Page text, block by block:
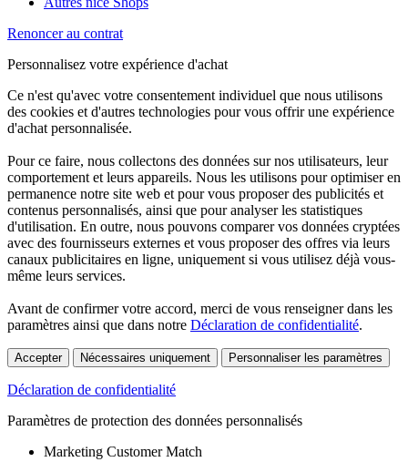
Renoncer au contrat
Personnalisez votre expérience d'achat
Ce n'est qu'avec votre consentement individuel que nous utilisons
des cookies et d'autres technologies pour vous offrir une expérience
d'achat personnalisée.
Pour ce faire, nous collectons des données sur nos utilisateurs, leur
comportement et leurs appareils. Nous les utilisons pour optimiser en
permanence notre site web et pour vous proposer des publicités et
contenus personnalisés, ainsi que pour analyser les statistiques
d'utilisation. En outre, nous pouvons comparer vos données cryptées
avec des fournisseurs externes et vous proposer des offres via leurs
canaux publicitaires en ligne, uniquement si vous utilisez déjà vous-
même leurs services.
Avant de confirmer votre accord, merci de vous renseigner dans les
paramètres ainsi que dans notre Déclaration de confidentialité.
Accepter Nécessaires uniquement Personnaliser les paramètres
Déclaration de confidentialité
Paramètres de protection des données personnalisés
Marketing Customer Match